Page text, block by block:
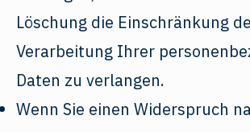
Löschung die Einschränkung
Verarbeitung Ihrer
Daten zu verlangen.
Wenn Sie einen Widerspruch